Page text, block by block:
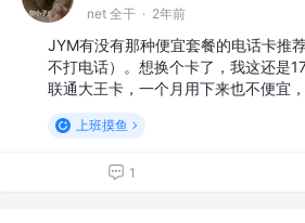
net 全干 · 2年前
JYM有没有那种便宜套餐的电话卡推
不打电话）。想换个卡了，我这还是
联通大王卡，一个月用下来也不便宜，
上班摸鱼
1